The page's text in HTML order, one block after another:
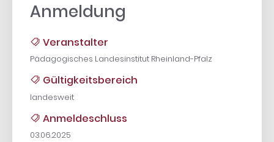
Anmeldung
Veranstalter
Pädagogisches Landesinstitut Rheinland-Pfalz
Gültigkeitsbereich
landesweit
Anmeldeschluss
03.06.2025